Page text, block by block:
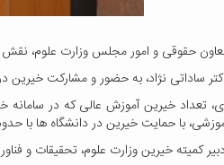
حقوقی و امور مجلس وزارت علوم، نقش
ساداتی نژاد، به حضور و مشارکت خیرین در سال های اخیر در عرصه
با حمایت خیرین در دانشگاه ها با حدود 200 میلیارد تومان اعتبار احداث شده
دبیر کمیته خیرین وزارت علوم، تحقیقات و